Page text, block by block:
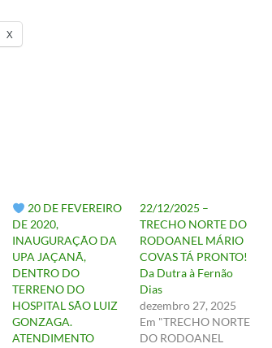
X
20 DE FEVEREIRO
DE 2020,
INAUGURAÇÃO DA
UPA JAÇANÃ,
DENTRO DO
TERRENO DO
HOSPITAL SÃO LUIZ
GONZAGA.
ATENDIMENTO
22/12/2025 –
TRECHO NORTE DO
RODOANEL MÁRIO
COVAS TÁ PRONTO!
Da Dutra à Fernão
Dias
dezembro 27, 2025
Em "TRECHO NORTE
DO RODOANEL